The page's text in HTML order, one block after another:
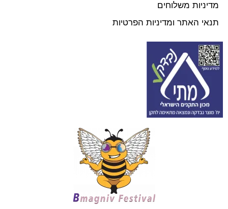
מדיניות משלוחים
תנאי האתר ומדיניות הפרטיות